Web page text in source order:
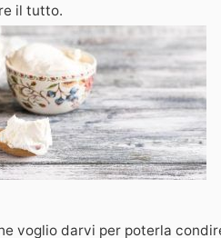
il tutto.
voglio darvi per poterla